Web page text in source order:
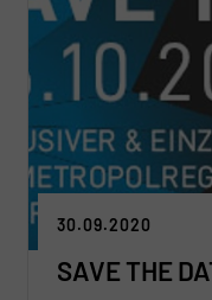
30.09.2020
SAVE THE